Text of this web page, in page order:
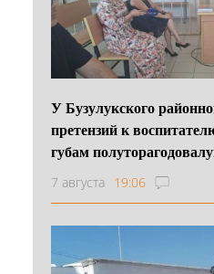
У Бузулукского
претензий к
губам
7 августа 19:06